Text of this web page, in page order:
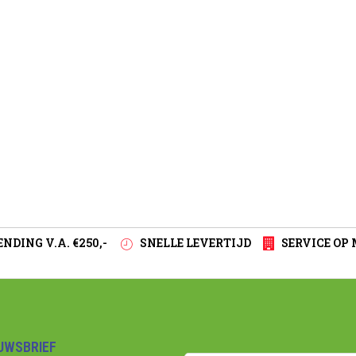
V.A. €250,- SNELLE LEVERTIJD SERVICE OP